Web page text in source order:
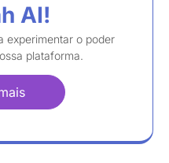
AI!
experimentar o poder
plataforma.